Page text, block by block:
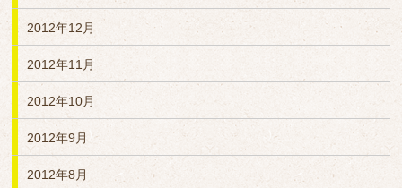
2012年12月
2012年11月
2012年10月
2012年9月
2012年8月